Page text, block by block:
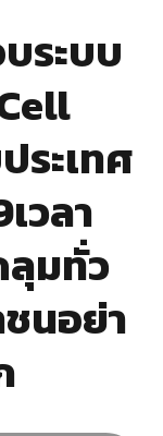
ระบบ
ระเทศ
วลา
ลุมทั่ว
ชนอย่า